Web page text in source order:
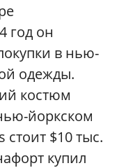
год он
в нью-
одежды.
костюм
йоркском
$10 тыс.
купил